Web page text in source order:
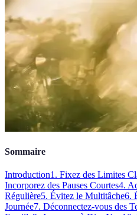
Sommaire
Introduction1. Fixez des Limites
Incorporez des Pauses Courtes4.
Régulière5. Évitez le Multitâche6.
Journée7. Déconnectez-vous des